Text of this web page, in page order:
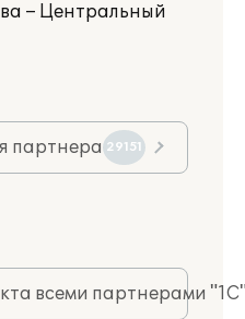
– Центральный
партнера 29151
всеми партнерами